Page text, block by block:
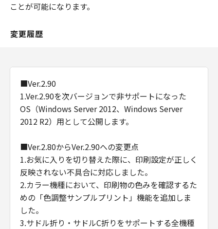
ことが可能になります。
変更履歴
■Ver.2.90
1.Ver.2.90を次バージョンで非サポートになった
OS（Windows Server 2012、Windows Server
2012 R2）用として公開します。
■Ver.2.80からVer.2.90への変更点
1.お気に入りを切り替えた際に、印刷設定が正しく
反映されない不具合に対応しました。
2.カラー機種において、印刷物の色みを確認するた
めの「色調整サンプルプリント」機能を追加しま
した。
3.サドル折り・サドルC折りをサポートする全機種